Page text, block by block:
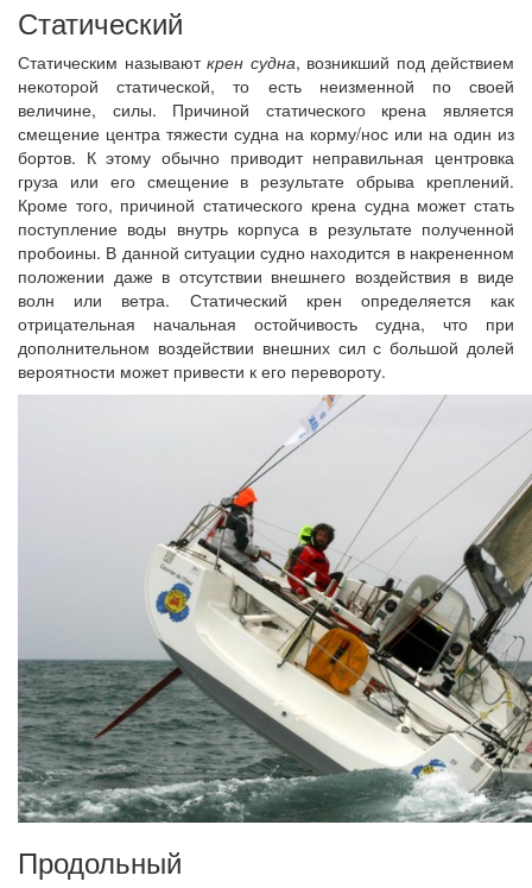
Статический
Статическим называют крен судна, возникший под действием
некоторой статической, то есть неизменной по своей
величине, силы. Причиной статического крена является
смещение центра тяжести судна на корму/нос или на один из
бортов. К этому обычно приводит неправильная центровка
груза или его смещение в результате обрыва креплений.
Кроме того, причиной статического крена судна может стать
поступление воды внутрь корпуса в результате полученной
пробоины. В данной ситуации судно находится в накрененном
положении даже в отсутствии внешнего воздействия в виде
волн или ветра. Статический крен определяется как
отрицательная начальная остойчивость судна, что при
дополнительном воздействии внешних сил с большой долей
вероятности может привести к его перевороту.
Продольный